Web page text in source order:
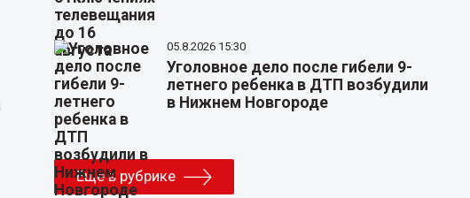
05.8.2026 15:30
Уголовное дело после гибели 9-
летнего ребенка в ДТП возбудили
в Нижнем Новгороде
Еще в рубрике